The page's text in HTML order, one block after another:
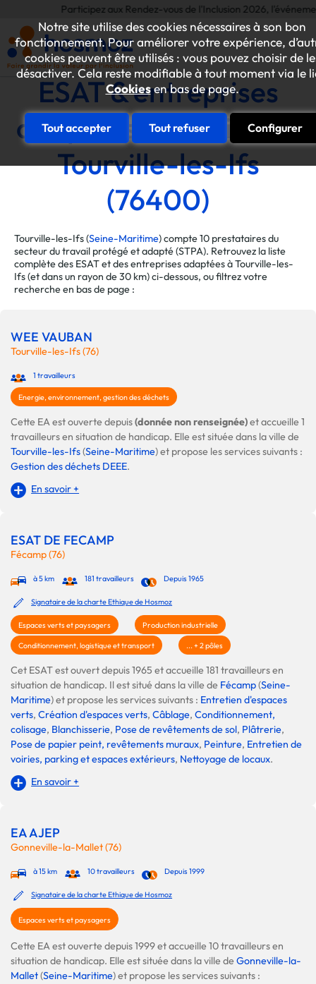
Notre site utilise des cookies nécessaires à son bon
fonctionnement. Pour améliorer votre expérience,
cookies peuvent être utilisés : vous pouvez choisir de
désactiver. Cela reste modifiable à tout moment via le
Cookiesen bas de page.
Tout accepter Tout refuser Configurer
Participez aux Rendez-vous de l'Inclusion 2026, l'événement
ESAT & entreprises
adaptées de la ville de
Tourville-les-Ifs
(76400)
Tourville-les-Ifs (Seine-Maritime) compte 10 prestataires du
secteur du travail protégé et adapté (STPA). Retrouvez la liste
complète des ESAT et des entreprises adaptées à Tourville-les-
Ifs (et dans un rayon de 30 km) ci-dessous, ou filtrez votre
recherche en bas de page :
WEE VAUBAN
Tourville-les-Ifs (76)
1 travailleurs
Energie, environnement, gestion des déchets
Cette EA est ouverte depuis(donnée non renseignée)et accueille 1
travailleurs en situation de handicap. Elle est située dans la ville de
Tourville-les-Ifs(Seine-Maritime) et propose les services suivants :
Gestion des déchets DEEE.
En savoir +
ESAT DE FECAMP
Fécamp (76)
à 5 km 181 travailleurs Depuis 1965
Signataire de la charte Ethique de Hosmoz
Espaces verts et paysagers Production industrielle
Conditionnement, logistique et transport ... + 2 pôles
Cet ESAT est ouvert depuis 1965 et accueille 181 travailleurs en
situation de handicap. Il est situé dans la ville de Fécamp(Seine-
Maritime) et propose les services suivants : Entretien d'espaces
verts, Création d'espaces verts, Câblage, Conditionnement,
colisage, Blanchisserie, Pose de revêtements de sol, Plâtrerie,
Pose de papier peint, revêtements muraux, Peinture, Entretien de
voiries, parking et espaces extérieurs, Nettoyage de locaux.
En savoir +
EA AJEP
Gonneville-la-Mallet (76)
à 15 km 10 travailleurs Depuis 1999
Signataire de la charte Ethique de Hosmoz
Espaces verts et paysagers
Cette EA est ouverte depuis 1999 et accueille 10 travailleurs en
situation de handicap. Elle est située dans la ville deGonneville-la-
Mallet(Seine-Maritime) et propose les services suivants :